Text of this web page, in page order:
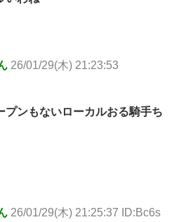
26/01/29(木) 21:23:53
プンもないローカルおる騎手ち
26/01/29(木) 21:25:37 ID:Bc6s